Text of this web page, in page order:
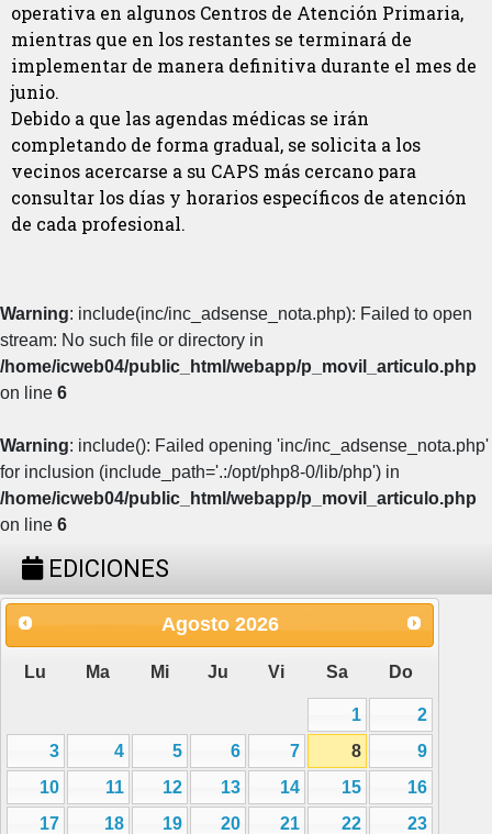
operativa en algunos Centros de Atención Primaria,
mientras que en los restantes se terminará de
implementar de manera definitiva durante el mes de
junio.
Debido a que las agendas médicas se irán
completando de forma gradual, se solicita a los
vecinos acercarse a su CAPS más cercano para
consultar los días y horarios específicos de atención
de cada profesional.
Warning: include(inc/inc_adsense_nota.php): Failed to open
stream: No such file or directory in
/home/icweb04/public_html/webapp/p_movil_articulo.php
on line 6
Warning: include(): Failed opening 'inc/inc_adsense_nota.php'
for inclusion (include_path='.:/opt/php8-0/lib/php') in
/home/icweb04/public_html/webapp/p_movil_articulo.php
on line 6
EDICIONES
Agosto 2026
Lu Ma Mi Ju Vi Sa Do
1
2
3
4 5 6 7 8
9
10
11 12 13 14 15
16
17
18 19 20 21 22
23